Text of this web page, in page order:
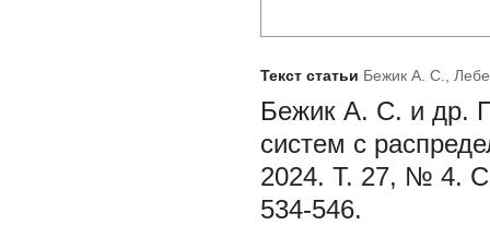
Текст статьи Бежик А. С.,
Бежик А. С. и др.
систем с
2024. Т. 27, № 4.
534-546.